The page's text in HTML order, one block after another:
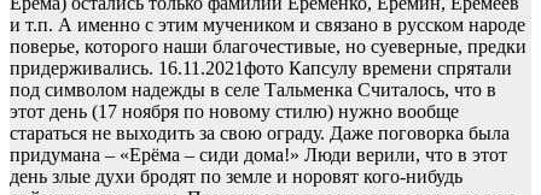
и т.п. А именно с этим мучеником и связано в русском народе
поверье, которого наши благочестивые, но суеверные, предки
придерживались. 16.11.2021фото Капсулу времени спрятали
под символом надежды в селе Тальменка Считалось, что в
этот день (17 ноября по новому стилю) нужно вообще
стараться не выходить за свою ограду. Даже поговорка была
придумана – «Ерёма – сиди дома!» Люди верили, что в этот
день злые духи бродят по земле и норовят кого-нибудь